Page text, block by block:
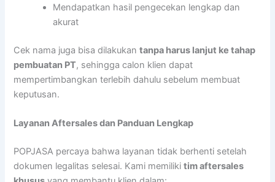
Mendapatkan hasil pengecekan lengkap dan
akurat
Cek nama juga bisa dilakukantanpa harus lanjut ke tahap
pembuatan PT, sehingga calon klien dapat
mempertimbangkan terlebih dahulu sebelum membuat
keputusan.
Layanan Aftersales dan Panduan Lengkap
POPJASA percaya bahwa layanan tidak berhenti setelah
dokumen legalitas selesai. Kami memilikitim aftersales